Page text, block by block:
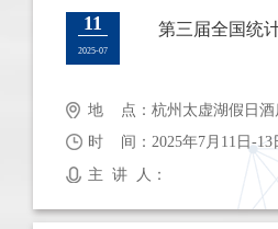
11
2025-07
第三届全国统
地 点：杭州太虚湖假日酒
时 间：2025年7月11日-13
主 讲 人：